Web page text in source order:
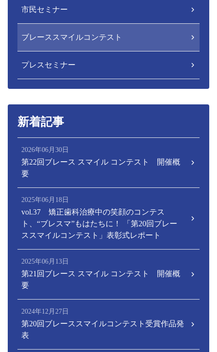
市民セミナー
ブレーススマイルコンテスト
プレスセミナー
新着記事
2026年06月30日
第22回ブレース スマイル コンテスト 開催概
要
2025年06月18日
vol.37 矯正歯科治療中の笑顔のコンテス
ト、“ブレスマ”もはたちに！ 「第20回ブレー
ススマイルコンテスト」表彰式レポート
2025年06月13日
第21回ブレース スマイル コンテスト 開催概
要
2024年12月27日
第20回ブレーススマイルコンテスト受賞作品発
表